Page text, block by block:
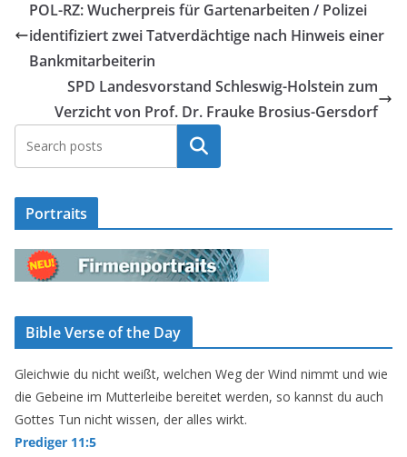
POL-RZ: Wucherpreis für Gartenarbeiten / Polizei
identifiziert zwei Tatverdächtige nach Hinweis einer
Bankmitarbeiterin
SPD Landesvorstand Schleswig-Holstein zum
Verzicht von Prof. Dr. Frauke Brosius-Gersdorf
Suchen
Portraits
Bible Verse of the Day
Gleichwie du nicht weißt, welchen Weg der Wind nimmt und wie
die Gebeine im Mutterleibe bereitet werden, so kannst du auch
Gottes Tun nicht wissen, der alles wirkt.
Prediger 11:5